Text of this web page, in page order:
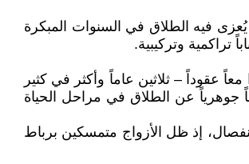
فيه الطلاق في السنوات المبكرة
تراكمية وتركيبية.
عقوداً – ثلاثين عاماً وأكثر في كثير
جوهرياً عن الطلاق في مراحل الحياة
إذ ظل الأزواج متمسكين برباط